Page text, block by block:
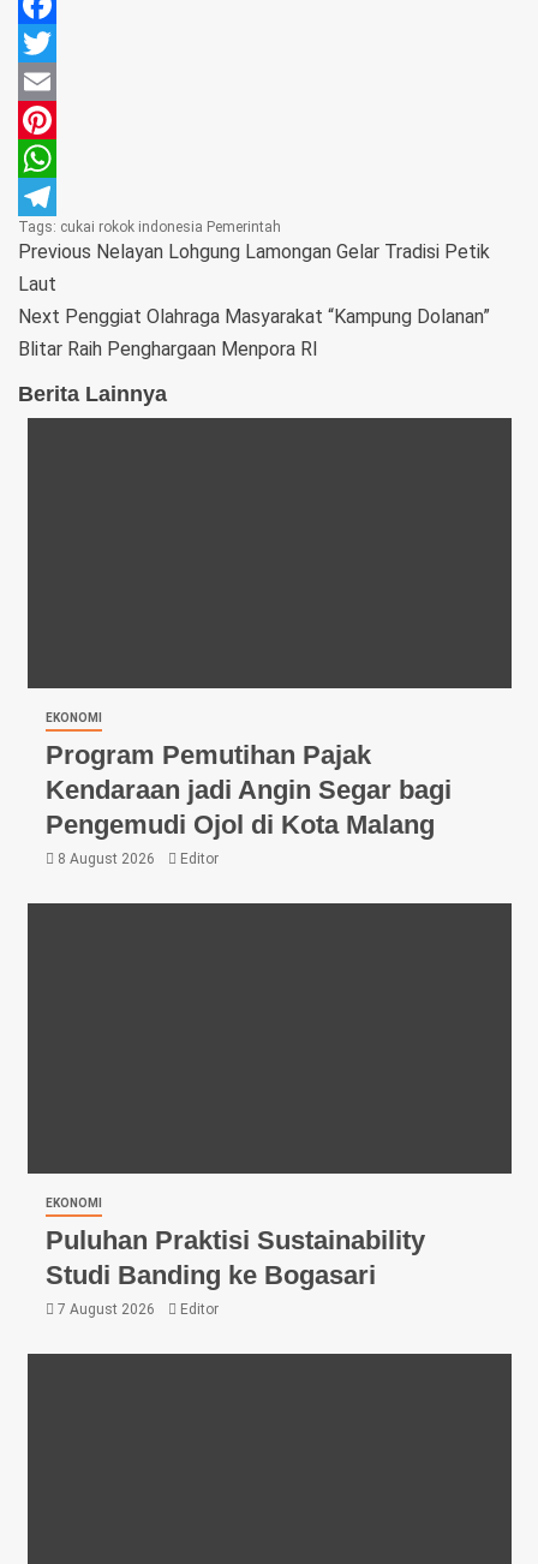
Facebook
Twitter
Email
Pinterest
WhatsApp
Telegram
Tags: cukai rokok indonesia Pemerintah
Previous Nelayan Lohgung Lamongan Gelar Tradisi Petik
Laut
Next Penggiat Olahraga Masyarakat “Kampung Dolanan”
Blitar Raih Penghargaan Menpora RI
Berita Lainnya
EKONOMI
Program Pemutihan Pajak
Kendaraan jadi Angin Segar bagi
Pengemudi Ojol di Kota Malang
8 August 2026 Editor
EKONOMI
Puluhan Praktisi Sustainability
Studi Banding ke Bogasari
7 August 2026 Editor